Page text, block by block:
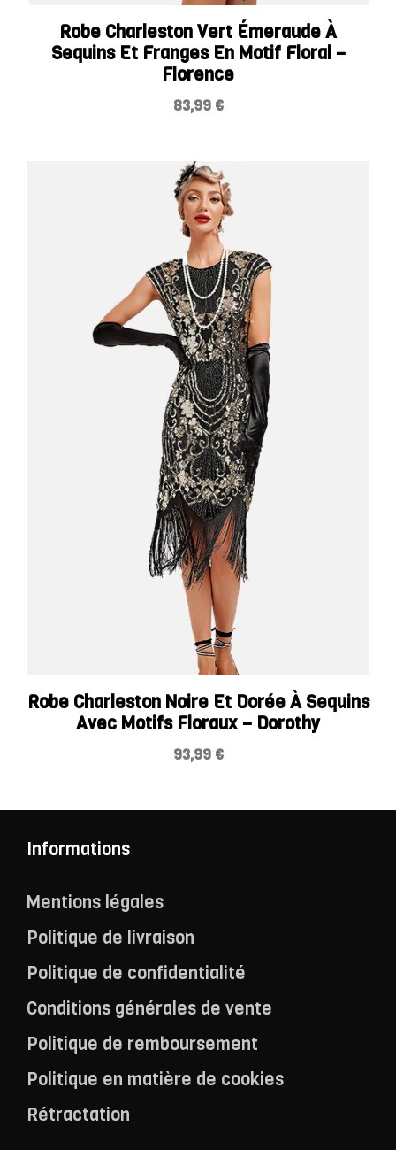
Robe Charleston Vert Émeraude À
Sequins Et Franges En Motif Floral –
Florence
83,99 €
Robe Charleston Noire Et Dorée À Sequins
Avec Motifs Floraux – Dorothy
93,99 €
Informations
Mentions légales
Politique de livraison
Politique de confidentialité
Conditions générales de vente
Politique de remboursement
Politique en matière de cookies
Rétractation